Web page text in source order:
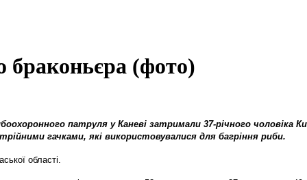
браконьєра (фото)
патруля у Каневі затримали 37-річного чоловіка
гачками, які використовувалися для багріння риби.
області.